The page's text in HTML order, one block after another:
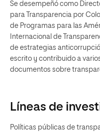
Se desempeñó como
para Transparencia por
de Programas para las
Internacional de
de estrategias
escrito y contribuido a
documentos sobre
Líneas de
Políticas públicas de